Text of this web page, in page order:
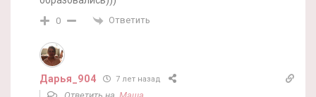
0 Ответить
Дарья_904 7 лет назад